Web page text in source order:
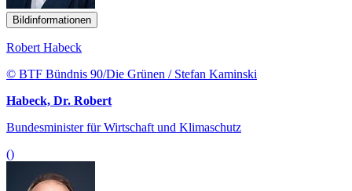
Bildinformationen
Robert Habeck
© BTF Bündnis 90/Die Grünen / Stefan Kaminski
Habeck, Dr. Robert
Bundesminister für Wirtschaft und Klimaschutz
()